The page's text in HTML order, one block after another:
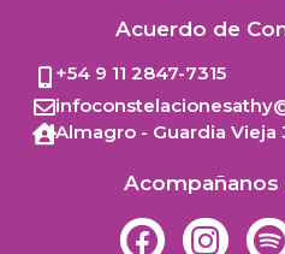
Acuerdo de
+54 9 11 2847-7315
Almagro - Guardia Vieja
Acompañanos